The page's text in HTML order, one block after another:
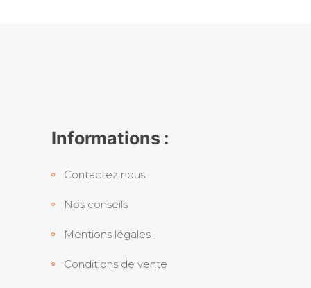
Informations :
Contactez nous
Nos conseils
Mentions légales
Conditions de vente